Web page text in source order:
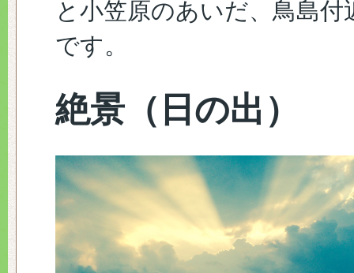
と小笠原のあいだ、鳥島付
です。
絶景（日の出）